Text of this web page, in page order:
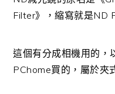
Filter》，縮寫就是ND
這個有分成相機用的，
PChome買的，屬於夾